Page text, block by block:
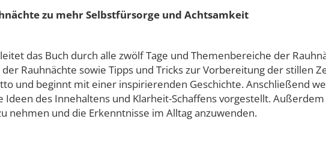
zu mehr Selbstfürsorge und Achtsamkeit
das Buch durch alle zwölf Tage und Themenbereiche der
Rauhnächte sowie Tipps und Tricks zur Vorbereitung der stillen
und beginnt mit einer inspirierenden Geschichte. Anschließend
Ideen des Innehaltens und Klarheit-Schaffens vorgestellt.
nehmen und die Erkenntnisse im Alltag anzuwenden.